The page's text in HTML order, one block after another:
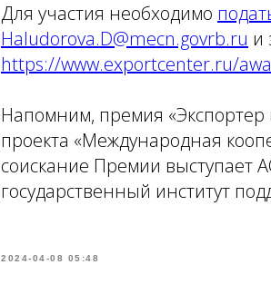
Для участия необходимо
Haludorova.D@mecn.govrb.ru и
https://www.exportcenter.ru/
Напомним, премия
проекта «Международная
соискание Премии выступает
государственный институт
2024-04-08 05:48